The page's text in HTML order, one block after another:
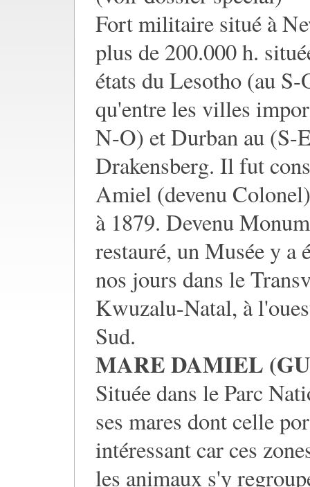
Fort militaire situé à
plus de 200.000 h.
états du Lesotho (au
qu'entre les villes
N-O) et Durban au (S-
Drakensberg. Il fut
Amiel (devenu
à 1879. Devenu
restauré, un Musée y a
nos jours dans le
Kwuzalu-Natal, à
Sud.
MARE DAMIEL
Située dans le Parc
ses mares dont celle
intéressant car ces
les animaux s'y